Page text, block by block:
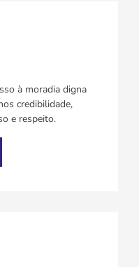
à moradia digna
credibilidade,
e respeito.